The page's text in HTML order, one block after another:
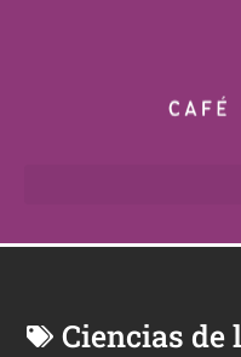
Ciencias de